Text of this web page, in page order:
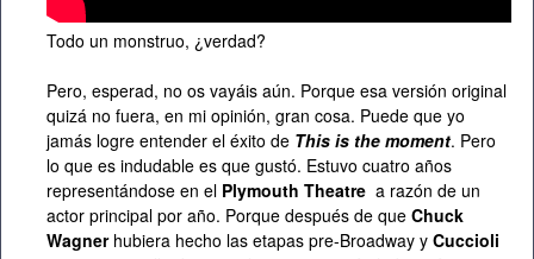
Todo un monstruo, ¿verdad?
Pero, esperad, no os vayáis aún. Porque esa versión original
quizá no fuera, en mi opinión, gran cosa. Puede que yo
jamás logre entender el éxito de This is the moment. Pero
lo que es indudable es que gustó. Estuvo cuatro años
representándose en el Plymouth Theatre a razón de un
actor principal por año. Porque después de que Chuck
Wagnerhubiera hecho las etapas pre-Broadway y Cuccioli